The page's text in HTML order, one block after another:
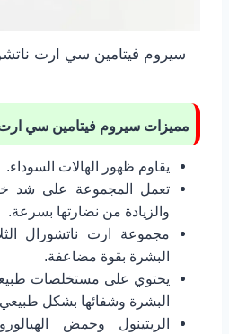
سيروم فيتامين سي ارت
مميزات سيروم فيتامين سي ارت
يقاوم ظهور الهالات السوداء.
تعمل المجموعة على شد
والزيادة من نضارتها بسرعة.
مجموعة ارت ناتشورال
البشرة بقوة مضاعفة.
يحتوي على مستخلصات
البشرة وشفائها بشكل
الريتينول وحمض